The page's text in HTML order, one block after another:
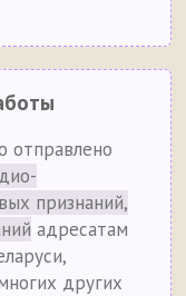
отправлено
признаний,
адресатам
других